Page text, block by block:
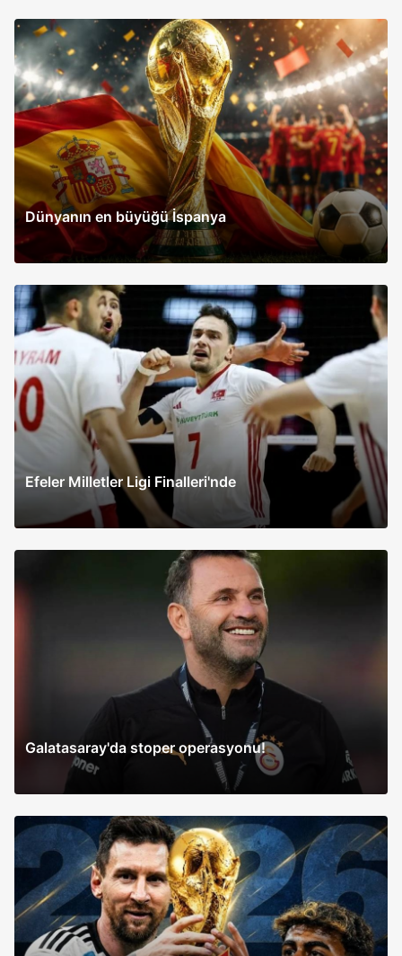
Dünyanın en büyüğü İspanya
Efeler Milletler Ligi Finalleri'nde
Galatasaray'da stoper operasyonu!